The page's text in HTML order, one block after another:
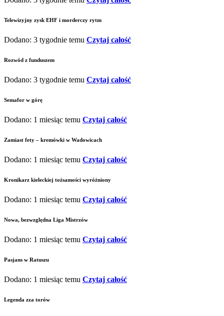
Telewizyjny zysk EHF i morderczy rytm
Dodano: 3 tygodnie temu Czytaj całość
Rozwód z funduszem
Dodano: 3 tygodnie temu Czytaj całość
Semafor w górę
Dodano: 1 miesiąc temu Czytaj całość
Zamiast fety – kremówki w Wadowicach
Dodano: 1 miesiąc temu Czytaj całość
Kronikarz kieleckiej tożsamości wyróżniony
Dodano: 1 miesiąc temu Czytaj całość
Nowa, bezwzględna Liga Mistrzów
Dodano: 1 miesiąc temu Czytaj całość
Pasjans w Ratuszu
Dodano: 1 miesiąc temu Czytaj całość
Legenda zza torów